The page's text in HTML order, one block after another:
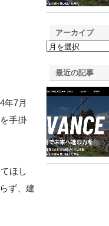
年7月
手掛
ほし
ず、建
アーカイブ
最近の記事